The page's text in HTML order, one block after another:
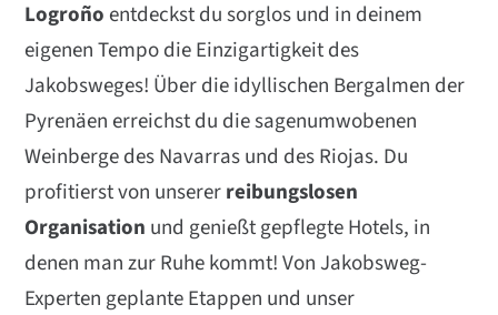
Logroño entdeckst du sorglos und in deinem
eigenen Tempo die Einzigartigkeit des
Jakobsweges! Über die idyllischen Bergalmen der
Pyrenäen erreichst du die sagenumwobenen
Weinberge des Navarras und des Riojas. Du
profitierst von unsererreibungslosen
Organisation und genießt gepflegte Hotels, in
denen man zur Ruhe kommt! Von Jakobsweg-
Experten geplante Etappen und unser